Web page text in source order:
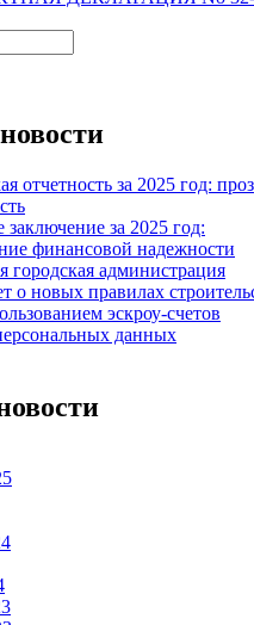
отчетность за 2025 год:
заключение за 2025 год:
финансовой надежности
городская администрация
о новых правилах
эскроу-счетов
данных